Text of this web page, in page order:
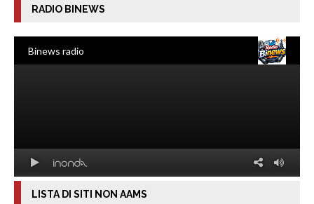
RADIO BINEWS
LISTA DI SITI NON AAMS